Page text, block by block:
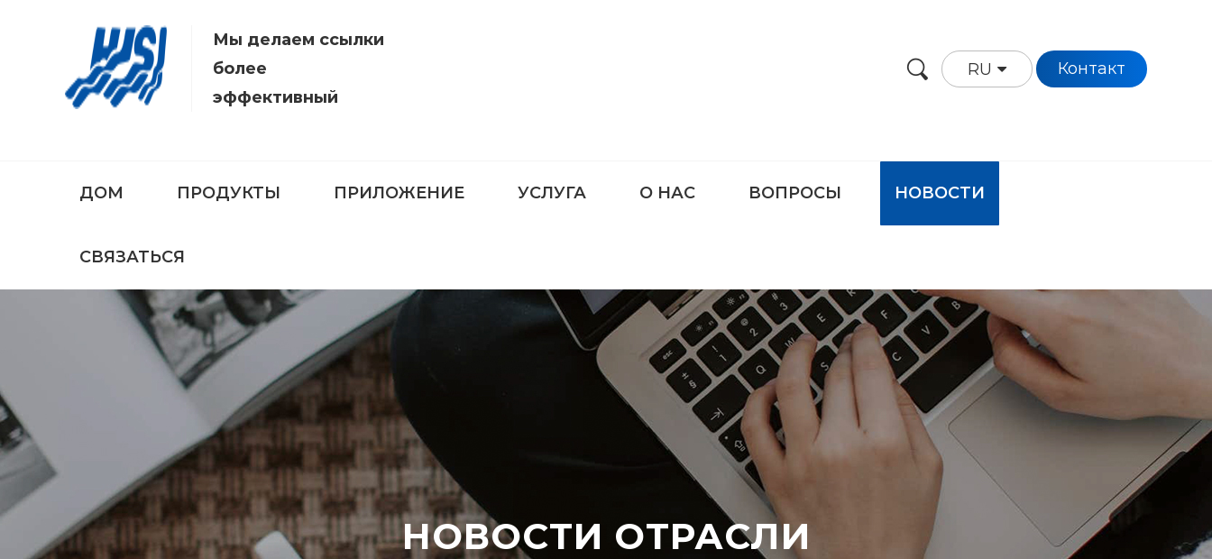
Мы делаем ссылки
более
эффективный
RU Контакт
ДОМ ПРОДУКТЫ ПРИЛОЖЕНИЕ УСЛУГА О НАС ВОПРОСЫ НОВОСТИ
СВЯЗАТЬСЯ
НОВОСТИ ОТРАСЛИ